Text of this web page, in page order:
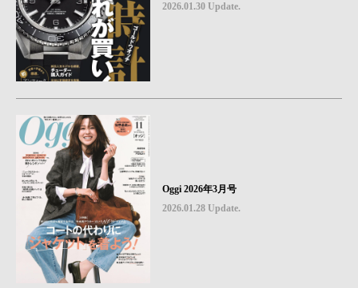
2026.01.30 Update.
Oggi 2026年3月号
2026.01.28 Update.